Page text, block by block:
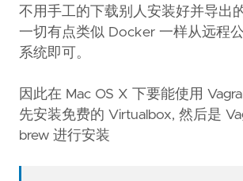
不用手工的下载别人安装好并导出
一切有点类似 Docker 一样从远程
系统即可。
因此在 Mac OS X 下要能使用
先安装免费的 Virtualbox, 然后是
brew 进行安装